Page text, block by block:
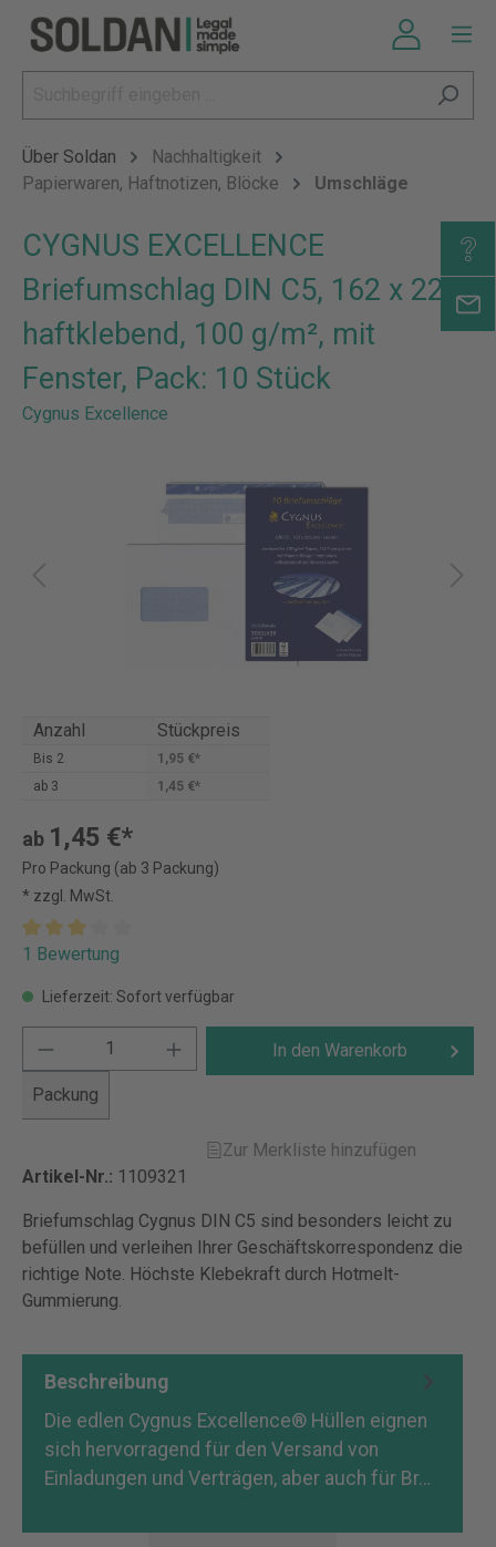
Über Soldan
Nachhaltigkeit
Papierwaren, Haftnotizen, Blöcke
Umschläge
CYGNUS EXCELLENCE
Briefumschlag DIN C5, 162 x 229,
haftklebend, 100 g/m², mit
Fenster, Pack: 10 Stück
Cygnus Excellence
Anzahl Stückpreis
Bis 2
1,95 €*
ab 3 1,45 €*
ab 1,45 €*
Pro Packung (ab 3 Packung)
* zzgl. MwSt.
1 Bewertung
Lieferzeit: Sofort verfügbar
Packung
In den Warenkorb
Zur Merkliste hinzufügen
Artikel-Nr.: 1109321
Briefumschlag Cygnus DIN C5 sind besonders leicht zu
befüllen und verleihen Ihrer Geschäftskorrespondenz die
richtige Note. Höchste Klebekraft durch Hotmelt-
Gummierung.
Beschreibung
Die edlen Cygnus Excellence® Hüllen eignen
sich hervorragend für den Versand von
Einladungen und Verträgen, aber auch für Br…